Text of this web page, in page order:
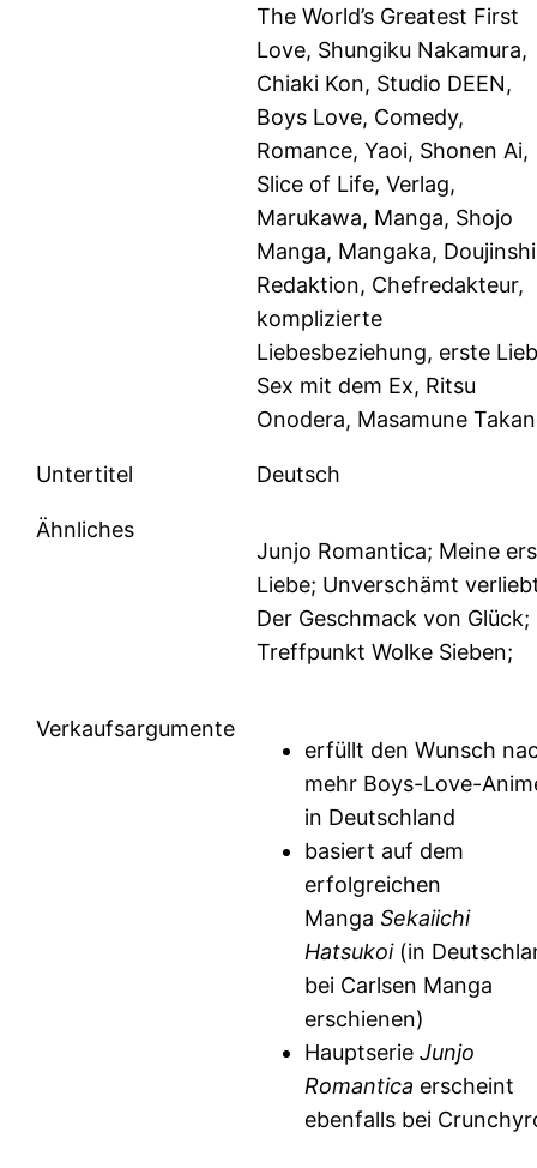
The World’s Greatest First
Love, Shungiku Nakamura,
Chiaki Kon, Studio DEEN,
Boys Love, Comedy,
Romance, Yaoi, Shonen Ai,
Slice of Life, Verlag,
Marukawa, Manga, Shojo
Manga, Mangaka,
Redaktion, Chefredakteur,
komplizierte
Liebesbeziehung, erste
Sex mit dem Ex, Ritsu
Onodera, Masamune
Untertitel Deutsch
Ähnliches
Junjo Romantica; Meine
Liebe; Unverschämt
Der Geschmack von Glück;
Treffpunkt Wolke Sieben;
Verkaufsargumente
erfüllt den Wunsch
mehr Boys-Love-
in Deutschland
basiert auf dem
erfolgreichen
MangaSekaiichi
Hatsukoi (in
bei Carlsen Manga
erschienen)
HauptserieJunjo
Romantica erscheint
ebenfalls bei